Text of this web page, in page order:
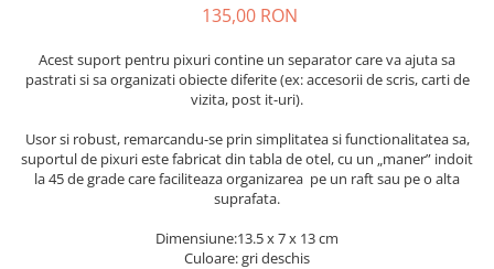
135,00 RON
Acest suport pentru pixuri contine un separator care va ajuta sa
pastrati si sa organizati obiecte diferite (ex: accesorii de scris, carti de
vizita, post it-uri).
Usor si robust, remarcandu-se prin simplitatea si functionalitatea sa,
suportul de pixuri este fabricat din tabla de otel, cu un „maner” indoit
la 45 de grade care faciliteaza organizarea pe un raft sau pe o alta
suprafata.
Dimensiune:13.5 x 7 x 13 cm
Culoare: gri deschis